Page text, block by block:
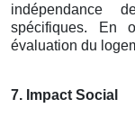
indépendance
spécifiques. En
évaluation du
7. Impact Social